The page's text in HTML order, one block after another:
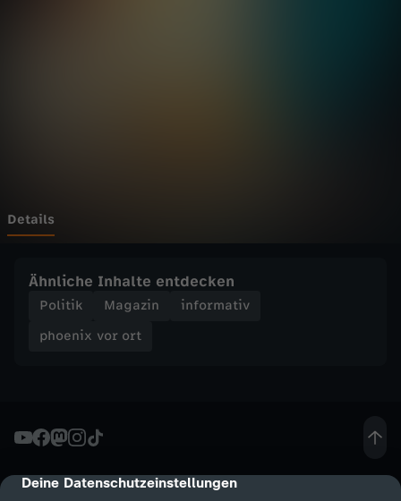
cmp-dialog-description
Deine Datenschutzeinstellungen
t
U
a
i
Details
Ähnliche Inhalte entdecken
Politik Magazin
informativ
phoenix vor ort